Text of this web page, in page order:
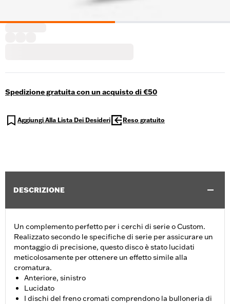
Spedizione gratuita con un acquisto di €50
Aggiungi Alla Lista Dei Desideri Reso gratuito
DESCRIZIONE
Un complemento perfetto per i cerchi di serie o Custom.
Realizzato secondo le specifiche di serie per assicurare un
montaggio di precisione, questo disco è stato lucidati
meticolosamente per ottenere un effetto simile alla
cromatura.
Anteriore, sinistro
Lucidato
I dischi del freno cromati comprendono la bulloneria di